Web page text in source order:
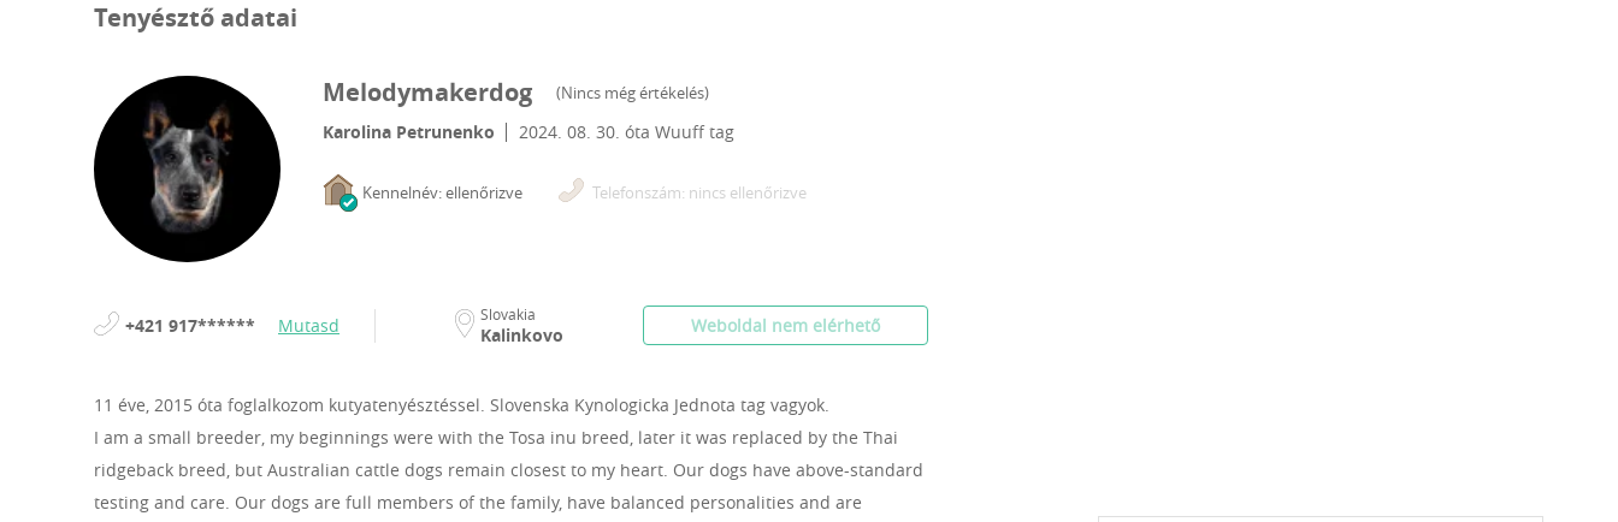
Tenyésztő adatai
Melodymakerdog (Nincs még értékelés)
Karolina Petrunenko 2024. 08. 30. óta Wuuff tag
Kennelnév: ellenőrizve Telefonszám: nincs ellenőrizve
+421 917****** Mutasd Slovakia
Kalinkovo Weboldal nem elérhető
11 éve, 2015 óta foglalkozom kutyatenyésztéssel. Slovenska Kynologicka Jednota tag vagyok.
I am a small breeder, my beginnings were with the Tosa inu breed, later it was replaced by the Thai
ridgeback breed, but Australian cattle dogs remain closest to my heart. Our dogs have above-standard
testing and care. Our dogs are full members of the family, have balanced personalities and are